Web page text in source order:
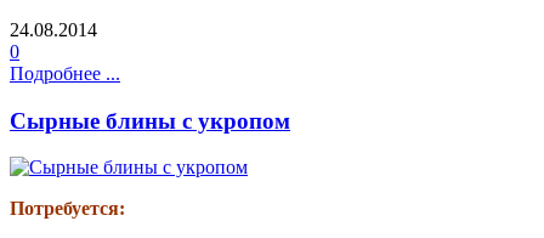
24.08.2014
0
Подробнее ...
Сырные блины с укропом
Потребуется: